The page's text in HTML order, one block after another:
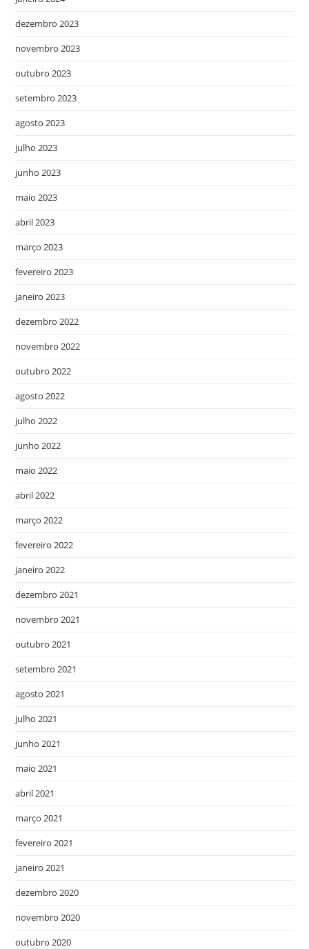
dezembro 2023
novembro 2023
outubro 2023
setembro 2023
agosto 2023
julho 2023
junho 2023
maio 2023
abril 2023
março 2023
fevereiro 2023
janeiro 2023
dezembro 2022
novembro 2022
outubro 2022
agosto 2022
julho 2022
junho 2022
maio 2022
abril 2022
março 2022
fevereiro 2022
janeiro 2022
dezembro 2021
novembro 2021
outubro 2021
setembro 2021
agosto 2021
julho 2021
junho 2021
maio 2021
abril 2021
março 2021
fevereiro 2021
janeiro 2021
dezembro 2020
novembro 2020
outubro 2020